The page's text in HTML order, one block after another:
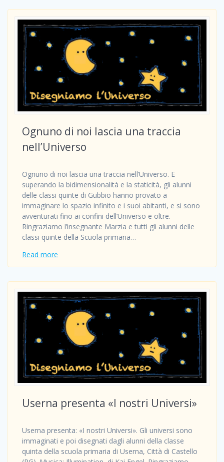
Ognuno di noi lascia una traccia
nell’Universo
Ognuno di noi lascia una traccia nell’Universo. E
superando la bidimensionalità e la staticità, gli alunni
delle classi quinte di Gubbio hanno provato a
immaginare lo spazio infinito e i suoi abitanti, e si sono
avventurati fino ai confini dell’Universo e oltre.
Ringraziamo l’insegnante Marzia e tutti gli alunni delle
classi quinte della Scuola primaria…
Read more
Userna presenta «I nostri Universi»
Userna presenta: «I nostri Universi». Gli universi sono
immaginati e poi disegnati dagli alunni della classe
quinta della scuola primaria di Userna, Città di Castello